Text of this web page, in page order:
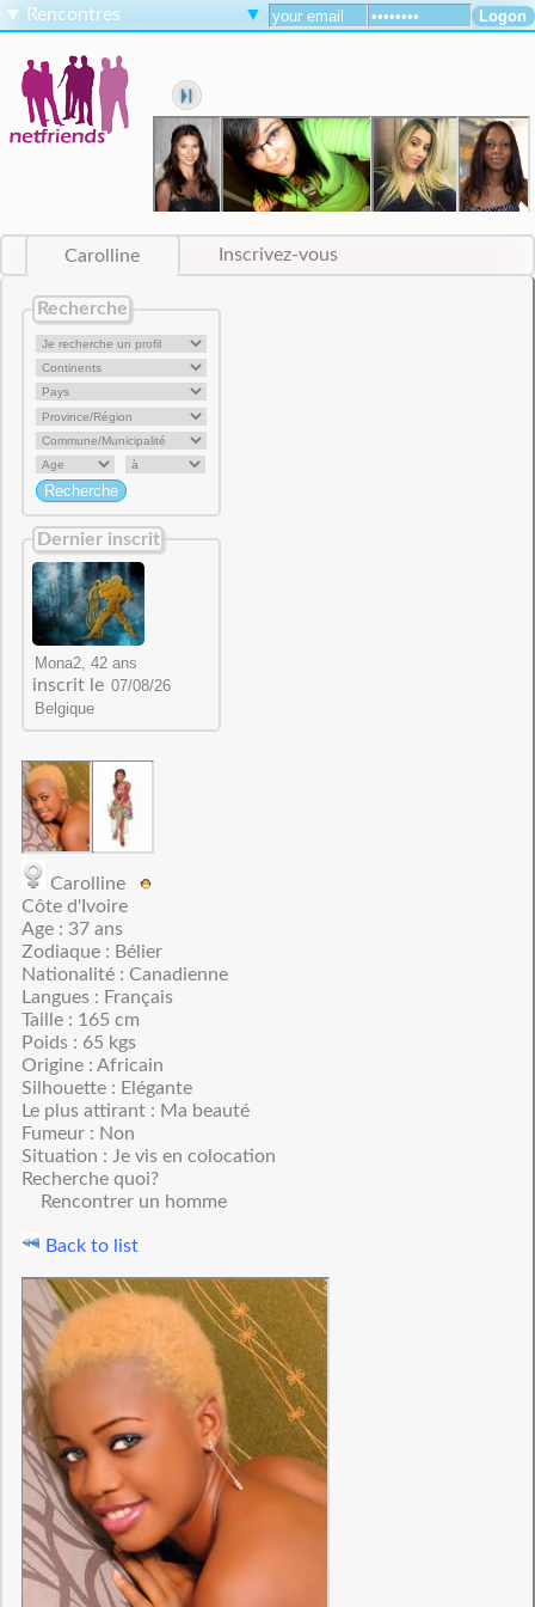
▼ Rencontres ▼
Carolline Inscrivez-vous
Recherche
Dernier inscrit
inscrit le
Carolline
Côte d'Ivoire
Age : 37 ans
Zodiaque : Bélier
Nationalité : Canadienne
Langues : Français
Taille : 165 cm
Poids : 65 kgs
Origine : Africain
Silhouette : Elégante
Le plus attirant : Ma beauté
Fumeur : Non
Situation : Je vis en colocation
Recherche quoi?
Rencontrer un homme
Back to list